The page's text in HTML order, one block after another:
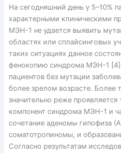
На сегодняшний день у 5–10%
характерными клиническими
МЭН-1 не удается выявить
областях или сплайсинговых
таких ситуациях данное
фенокопию синдрома МЭН-1
пациентов без мутации
более зрелом возрасте. Более
значительно реже
компонент синдрома МЭН-1 и
сочетание аденомы гипофиза
соматотропиномы, и
Согласно результатам